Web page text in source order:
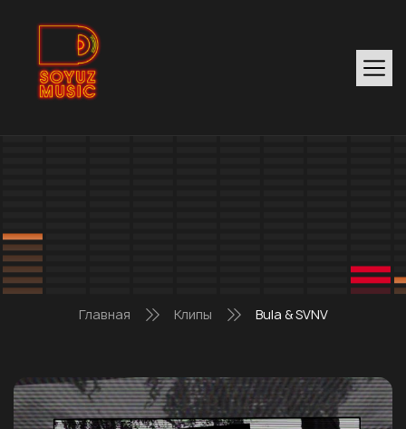
Главная Клипы Bula & SVNV